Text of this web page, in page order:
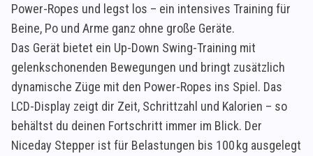
Power-Ropes und legst los – ein intensives Training für
Beine, Po und Arme ganz ohne große Geräte.
Das Gerät bietet ein Up-Down Swing-Training mit
gelenkschonenden Bewegungen und bringt zusätzlich
dynamische Züge mit den Power-Ropes ins Spiel. Das
LCD-Display zeigt dir Zeit, Schrittzahl und Kalorien – so
behältst du deinen Fortschritt immer im Blick. Der
Niceday Stepper ist für Belastungen bis 100 kg ausgelegt